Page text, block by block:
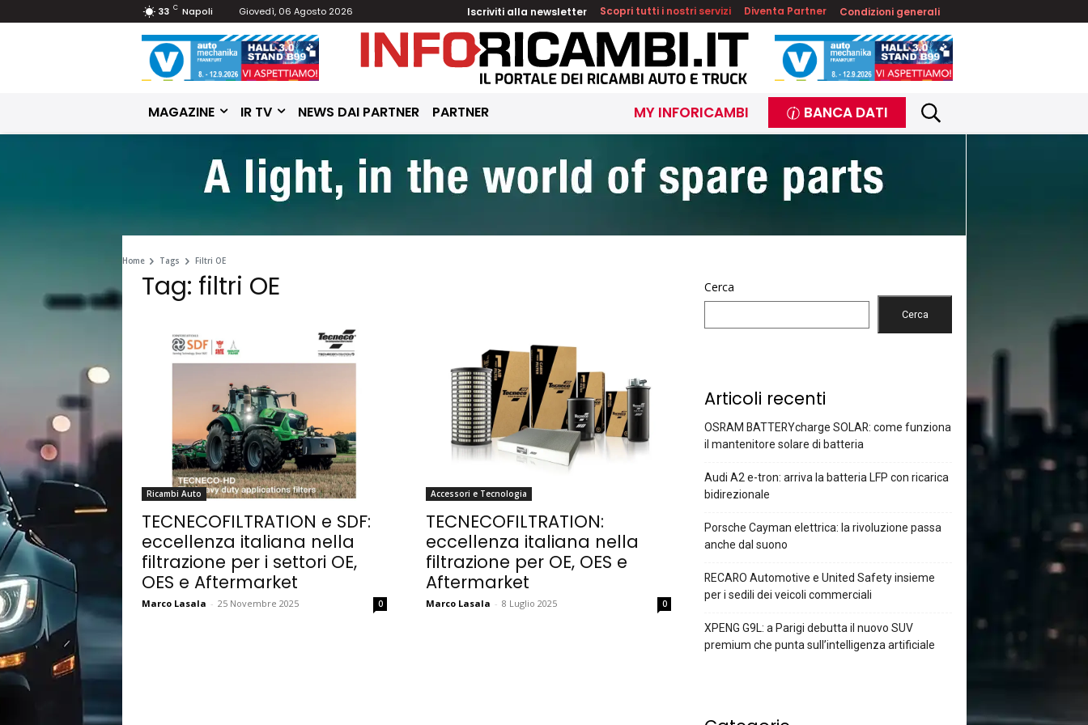
33 C Napoli Giovedì, 06 Agosto 2026 Iscriviti alla newsletter Scopri tutti i nostri servizi Diventa Partner Condizioni generali
MAGAZINE IR TV NEWS DAI PARTNER PARTNER MY INFORICAMBI BANCA DATI
Home Tags Filtri OE
Tag: filtri OE
Ricambi Auto
TECNECOFILTRATION e SDF:
eccellenza italiana nella
filtrazione per i settori OE,
OES e Aftermarket
Marco Lasala - 25 Novembre 2025 0
Accessori e Tecnologia
TECNECOFILTRATION:
eccellenza italiana nella
filtrazione per OE, OES e
Aftermarket
Marco Lasala - 8 Luglio 2025 0
Cerca
Cerca
Articoli recenti
OSRAM BATTERYcharge SOLAR: come funziona
il mantenitore solare di batteria
Audi A2 e-tron: arriva la batteria LFP con ricarica
bidirezionale
Porsche Cayman elettrica: la rivoluzione passa
anche dal suono
RECARO Automotive e United Safety insieme
per i sedili dei veicoli commerciali
XPENG G9L: a Parigi debutta il nuovo SUV
premium che punta sull’intelligenza artificiale